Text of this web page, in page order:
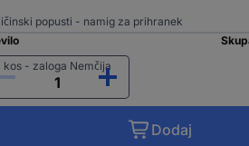
popusti - namig za prihranek
kos - zaloga Nemčija
Dodaj